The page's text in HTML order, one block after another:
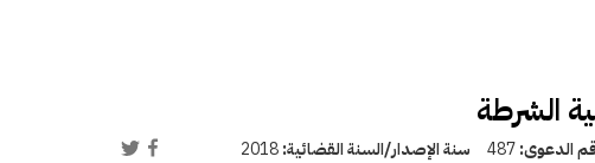
الشرطة
الدعوى:487 سنة الإصدار/السنة القضائية:2018